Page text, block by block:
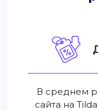
В среднем
сайта на